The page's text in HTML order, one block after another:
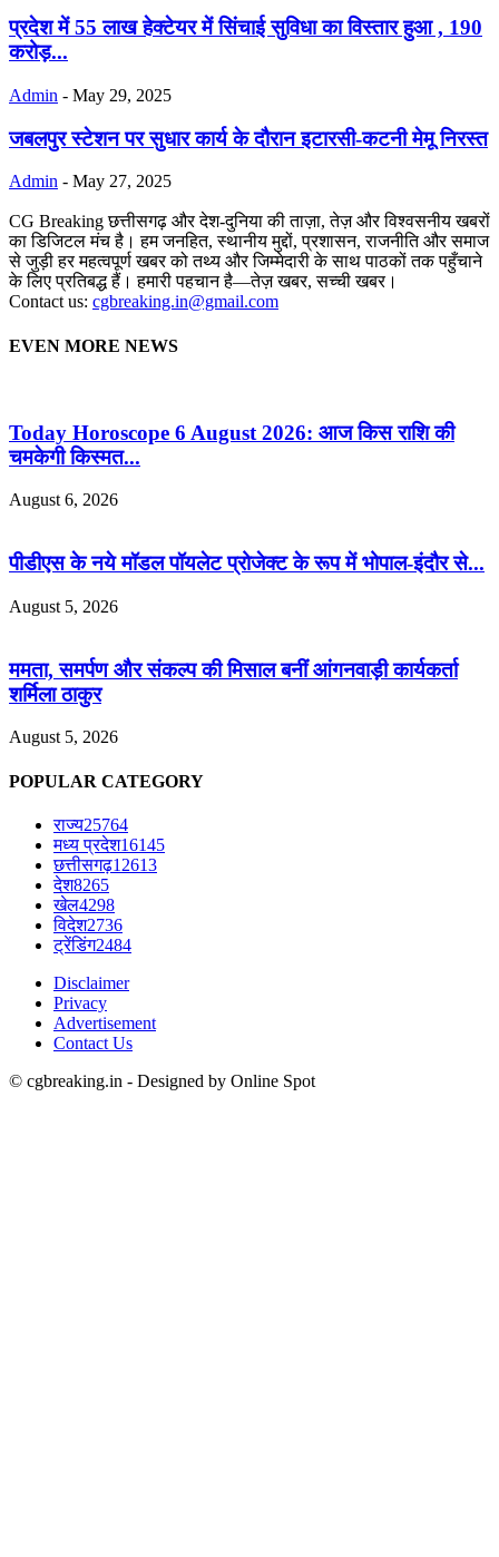
प्रदेश में 55 लाख हेक्टेयर में सिंचाई सुविधा का विस्तार हुआ , 190
करोड़...
Admin - May 29, 2025
जबलपुर स्टेशन पर सुधार कार्य के दौरान इटारसी-कटनी मेमू निरस्त
Admin - May 27, 2025
CG Breaking छत्तीसगढ़ और देश-दुनिया की ताज़ा, तेज़ और विश्वसनीय खबरों
का डिजिटल मंच है। हम जनहित, स्थानीय मुद्दों, प्रशासन, राजनीति और समाज
से जुड़ी हर महत्वपूर्ण खबर को तथ्य और जिम्मेदारी के साथ पाठकों तक पहुँचाने
के लिए प्रतिबद्ध हैं। हमारी पहचान है—तेज़ खबर, सच्ची खबर।
Contact us: cgbreaking.in@gmail.com
EVEN MORE NEWS
Today Horoscope 6 August 2026: आज किस राशि की
चमकेगी किस्मत...
August 6, 2026
पीडीएस के नये मॉडल पॉयलेट प्रोजेक्ट के रूप में भोपाल-इंदौर से...
August 5, 2026
ममता, समर्पण और संकल्प की मिसाल बनीं आंगनवाड़ी कार्यकर्ता
शर्मिला ठाकुर
August 5, 2026
POPULAR CATEGORY
राज्य25764
मध्य प्रदेश16145
छत्तीसगढ़12613
देश8265
खेल4298
विदेश2736
ट्रेंडिंग2484
Disclaimer
Privacy
Advertisement
Contact Us
© cgbreaking.in - Designed by Online Spot